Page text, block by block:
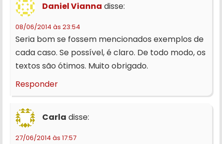
Daniel Vianna disse:
08/06/2014 às 23:54
Seria bom se fossem mencionados exemplos de
cada caso. Se possível, é claro. De todo modo, os
textos são ótimos. Muito obrigado.
Responder
Carla disse:
27/06/2014 às 17:57